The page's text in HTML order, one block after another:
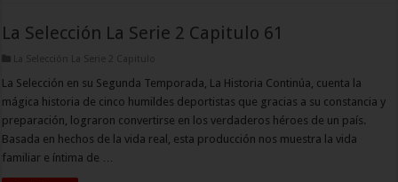
La Selección La Serie 2 Capitulo 61
La Selección La Serie 2 Capitulo
La Selección en su Segunda Temporada, La Historia Continúa, cuenta la
mágica historia de cinco humildes deportistas que gracias a su constancia y
preparación, lograron convertirse en los verdaderos héroes de un país.
Basada en hechos de la vida real, esta producción nos muestra la vida
familiar e íntima de …